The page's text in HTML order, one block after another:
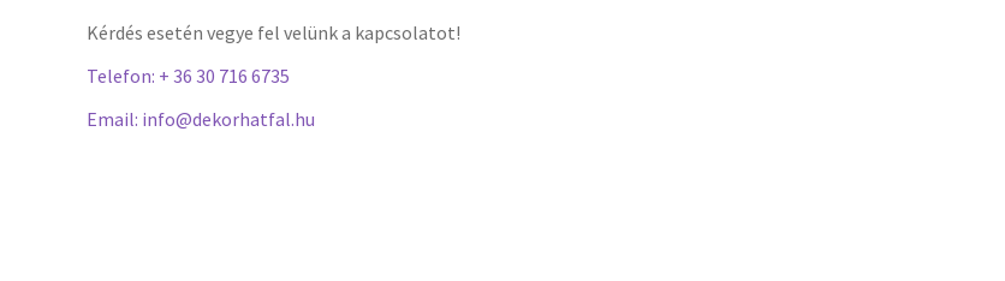
Kérdés esetén vegye fel velünk a kapcsolatot!
Telefon: + 36 30 716 6735
Email: info@dekorhatfal.hu